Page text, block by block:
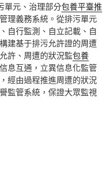
單元、治理部分包養平臺推
理義務系統。從排污單元
自行監測、自立記載、自
建基于排污允許證的周遭
許、周遭的狀況監包養
息互通，立異信息化監管
經由過程推進周遭的狀況
監管系統，保證大眾監視